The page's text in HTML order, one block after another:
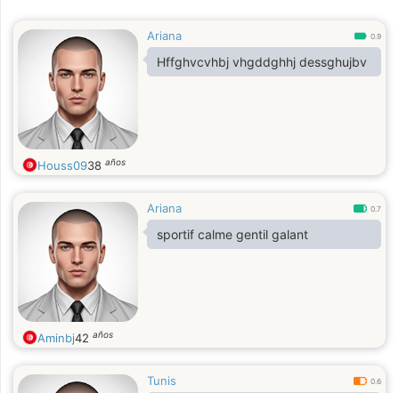
Ariana 0.9
Hffghvcvhbj vhgddghhj dessghujbv
Houss0938 años
Ariana 0.7
sportif calme gentil galant
Aminbj42 años
Tunis 0.6